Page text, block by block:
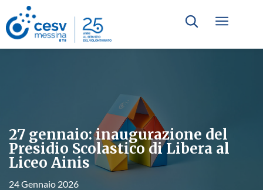
27 gennaio: inaugurazione del
Presidio Scolastico di Libera al
Liceo Ainis
24 Gennaio 2026